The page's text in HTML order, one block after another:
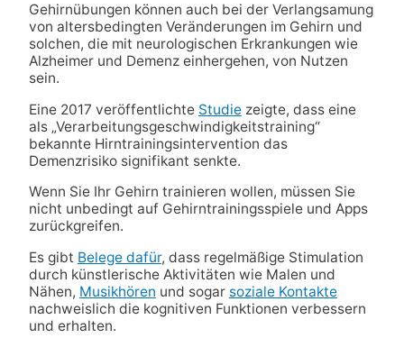
Gehirnübungen können auch bei der Verlangsamung
von altersbedingten Veränderungen im Gehirn und
solchen, die mit neurologischen Erkrankungen wie
Alzheimer und Demenz einhergehen, von Nutzen
sein.
Eine 2017 veröffentlichte Studiezeigte, dass eine
als „Verarbeitungsgeschwindigkeitstraining“
bekannte Hirntrainingsintervention das
Demenzrisiko signifikant senkte.
Wenn Sie Ihr Gehirn trainieren wollen, müssen Sie
nicht unbedingt auf Gehirntrainingsspiele und Apps
zurückgreifen.
Es gibt Belege dafür, dass regelmäßige Stimulation
durch künstlerische Aktivitäten wie Malen und
Nähen, Musikhören und sogar soziale Kontakte
nachweislich die kognitiven Funktionen verbessern
und erhalten.